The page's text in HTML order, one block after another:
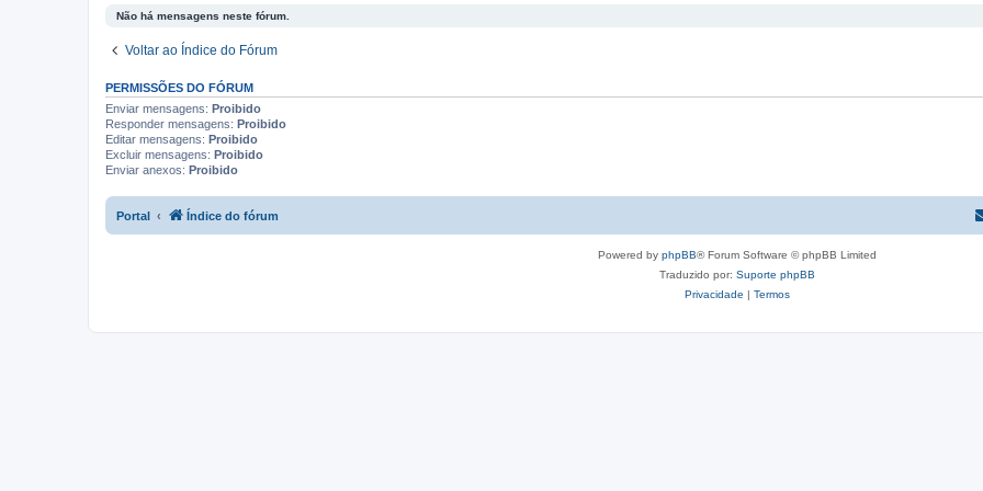
Não há mensagens neste fórum.
Voltar ao Índice do Fórum
PERMISSÕES DO FÓRUM
Enviar mensagens: Proibido
Responder mensagens: Proibido
Editar mensagens: Proibido
Excluir mensagens: Proibido
Enviar anexos: Proibido
Portal Índice do fórum
Powered by phpBB® Forum Software © phpBB Limited
Traduzido por: Suporte phpBB
Privacidade | Termos